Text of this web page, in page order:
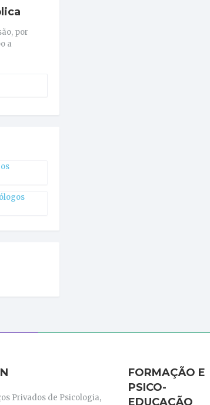
por
a
Privados de Psicologia,
FORMAÇÃO E
PSICO-
EDUCAÇÃO